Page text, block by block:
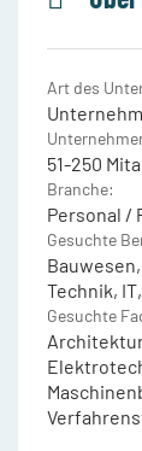
Art des
51-250
Branche:
Personal /
Gesuchte
Technik,
Gesuchte